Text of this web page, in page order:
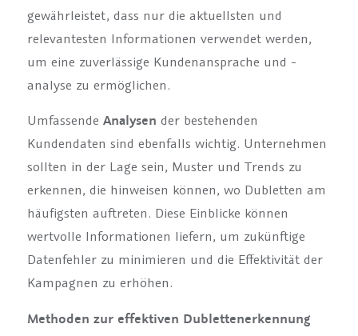
gewährleistet, dass nur die aktuellsten und
relevantesten Informationen verwendet werden,
um eine zuverlässige Kundenansprache und -
analyse zu ermöglichen.
Umfassende Analysen der bestehenden
Kundendaten sind ebenfalls wichtig. Unternehmen
sollten in der Lage sein, Muster und Trends zu
erkennen, die hinweisen können, wo Dubletten am
häufigsten auftreten. Diese Einblicke können
wertvolle Informationen liefern, um zukünftige
Datenfehler zu minimieren und die Effektivität der
Kampagnen zu erhöhen.
Methoden zur effektiven Dublettenerkennung